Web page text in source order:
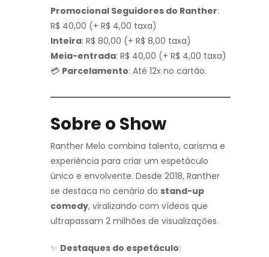
Promocional Seguidores do Ranther:
R$ 40,00 (+ R$ 4,00 taxa)
Inteira: R$ 80,00 (+ R$ 8,00 taxa)
Meia-entrada: R$ 40,00 (+ R$ 4,00 taxa)
💳 Parcelamento: Até 12x no cartão.
Sobre o Show
Ranther Melo combina talento, carisma e
experiência para criar um espetáculo
único e envolvente. Desde 2018, Ranther
se destaca no cenário do stand-up
comedy, viralizando com vídeos que
ultrapassam 2 milhões de visualizações.
✨ Destaques do espetáculo: